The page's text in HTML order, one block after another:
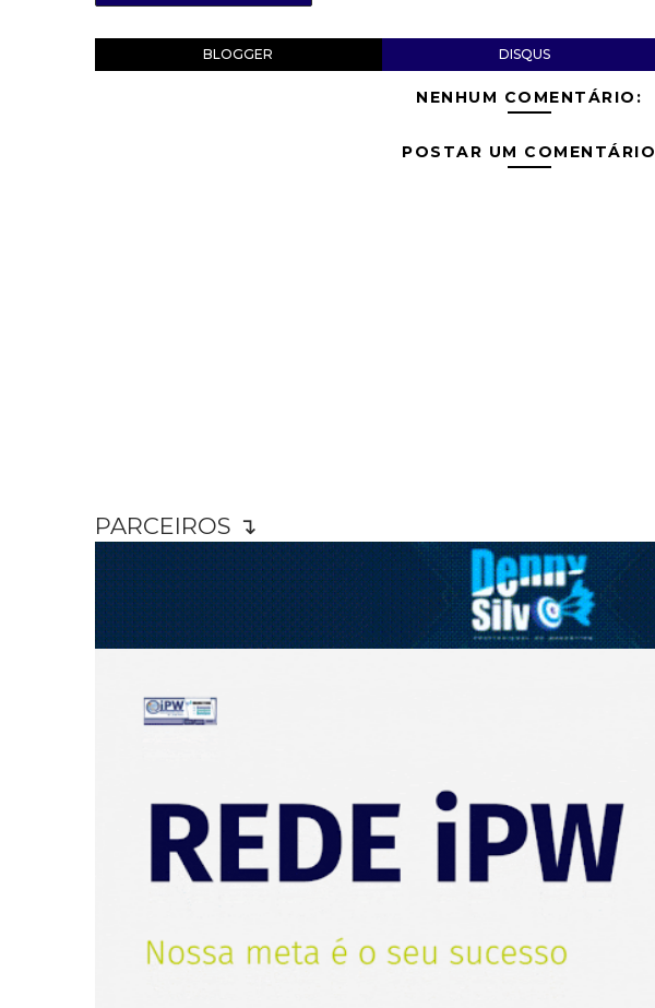
BLOGGER DISQUS
NENHUM COMENTÁRIO:
POSTAR UM COMENTÁRIO
PARCEIROS ↴